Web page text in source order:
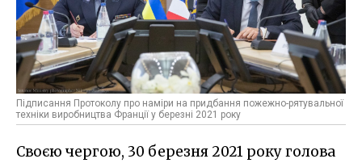
Підписання Протоколу про наміри на придбання пожежно-рятувальної
техніки виробництва Франції у березні 2021 року
Своєю чергою, 30 березня 2021 року голова